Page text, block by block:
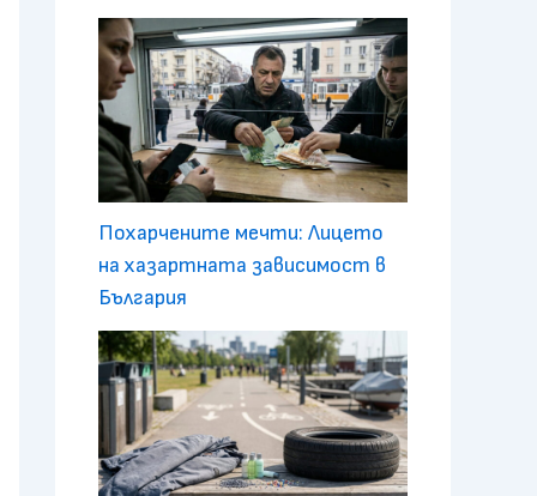
Похарчените мечти: Лицето
на хазартната зависимост в
България